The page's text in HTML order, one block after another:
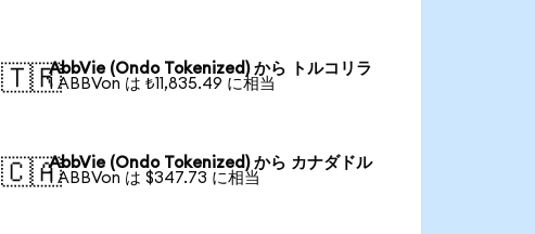
🇹🇷AbbVie (Ondo Tokenized) から トルコリラ
1 ABBVon は ₺11,835.49 に相当
🇨🇦AbbVie (Ondo Tokenized) から カナダドル
1 ABBVon は $347.73 に相当